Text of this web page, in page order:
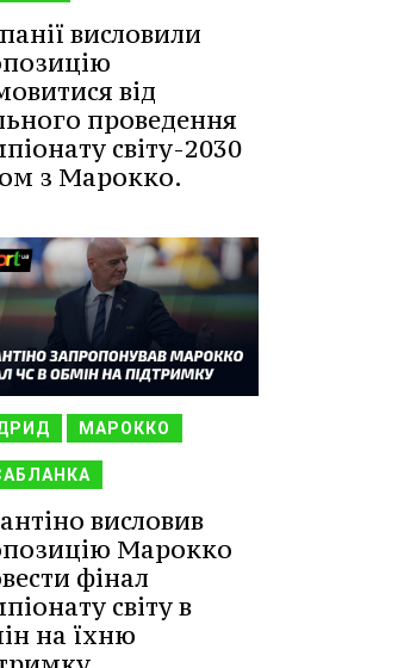
висловили
від
проведення
світу-2030
з Марокко.
МАРОККО
висловив
Марокко
фінал
світу в
на їхню